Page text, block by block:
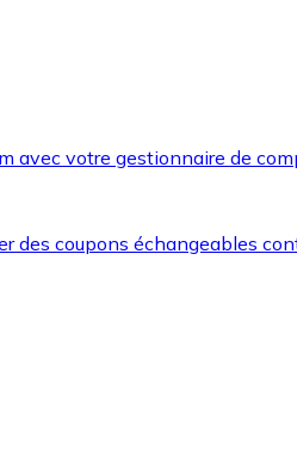
avec votre gestionnaire de
coupons échangeables